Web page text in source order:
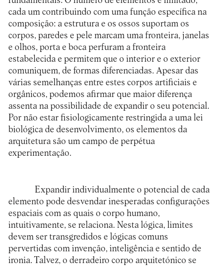
cada um contribuindo com uma função específica na
composição: a estrutura e os ossos suportam os
corpos, paredes e pele marcam uma fronteira, janelas
e olhos, porta e boca perfuram a fronteira
estabelecida e permitem que o interior e o exterior
comuniquem, de formas diferenciadas. Apesar das
várias semelhanças entre estes corpos artificiais e
orgânicos, podemos afirmar que maior diferença
assenta na possibilidade de expandir o seu potencial.
Por não estar fisiologicamente restringida a uma lei
biológica de desenvolvimento, os elementos da
arquitetura são um campo de perpétua
experimentação.
Expandir individualmente o potencial de cada
elemento pode desvendar inesperadas configurações
espaciais com as quais o corpo humano,
intuitivamente, se relaciona. Nesta lógica, limites
devem ser transgredidos e lógicas comuns
pervertidas com invenção, inteligência e sentido de
ironia. Talvez, o derradeiro corpo arquitetónico se